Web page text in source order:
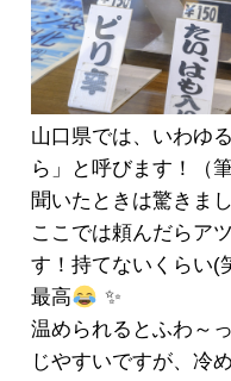
山口県では、いわゆ
ら」と呼びます！（
聞いたときは驚きま
ここでは頼んだらア
す！持てないくらい(
最高
✨
温められるとふわ～
じやすいですが、冷